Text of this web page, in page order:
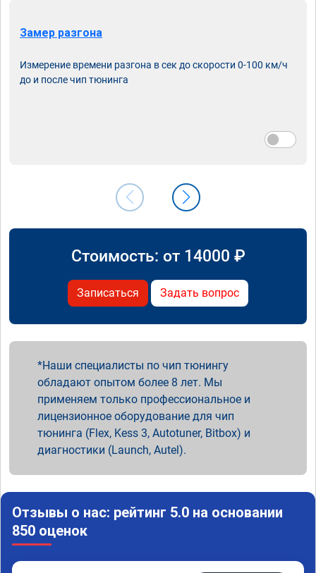
Замер разгона
Измерение времени разгона в сек до скорости 0-100 км/ч
до и после чип тюнинга
Стоимость: от 14000 ₽
Записаться Задать вопрос
Наши специалисты по чип тюнингу
обладают опытом более 8 лет. Мы
применяем только профессиональное и
лицензионное оборудование для чип
тюнинга (Flex, Kess 3, Autotuner, Bitbox) и
диагностики (Launch, Autel).
Отзывы о нас: рейтинг 5.0 на основании
850 оценок